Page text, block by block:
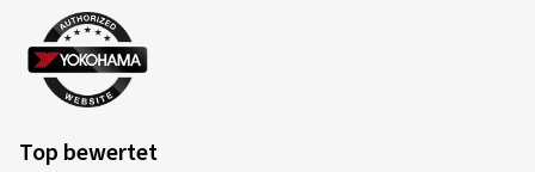
Top bewertet